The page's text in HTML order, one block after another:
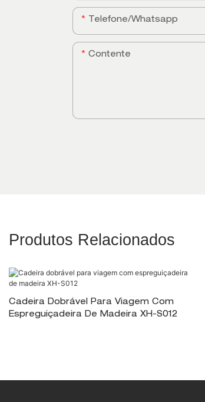
Telefone/whatsapp
Contente
Produtos Relacionados
Cadeira Dobrável Para Viagem Com
Espreguiçadeira De Madeira XH-S012